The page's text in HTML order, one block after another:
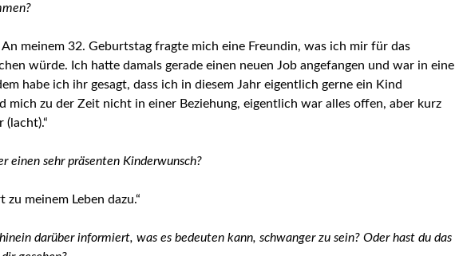
An meinem 32. Geburtstag fragte mich eine Freundin, was ich mir für das
würde. Ich hatte damals gerade einen neuen Job angefangen und war in eine
habe ich ihr gesagt, dass ich in diesem Jahr eigentlich gerne ein Kind
mich zu der Zeit nicht in einer Beziehung, eigentlich war alles offen, aber kurz
einen sehr präsenten Kinderwunsch?
zu meinem Leben dazu.“
darüber informiert, was es bedeuten kann, schwanger zu sein? Oder hast du das